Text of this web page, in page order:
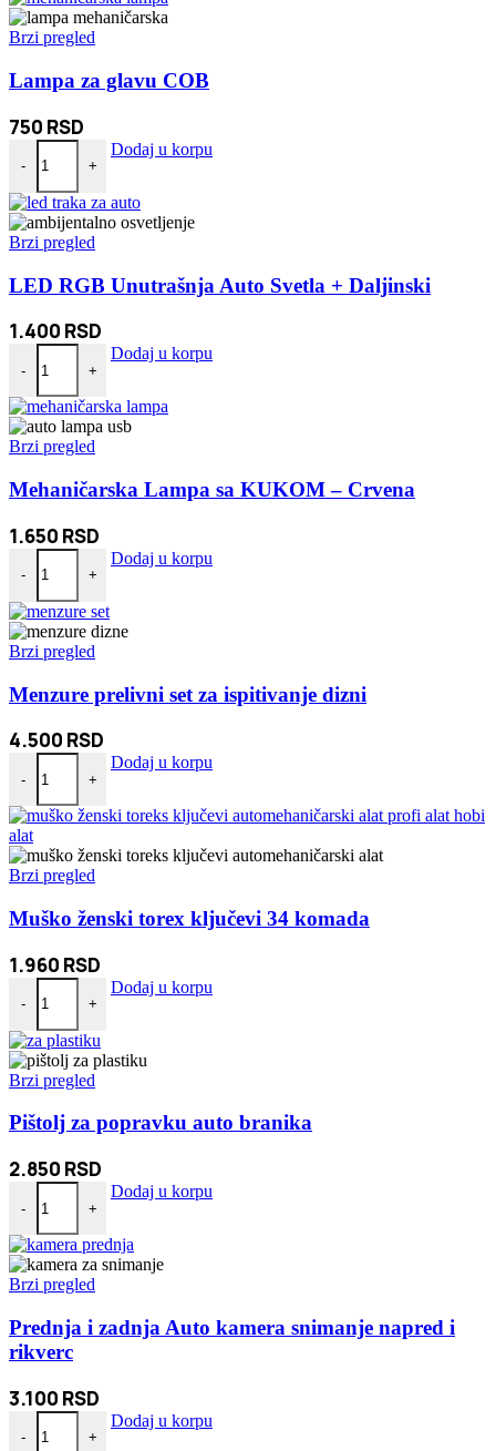
Brzi pregled
Lampa za glavu COB
750 RSD
-
Lampa za glavu COB količina
+
Dodaj u korpu
Brzi pregled
LED RGB Unutrašnja Auto Svetla + Daljinski
1.400 RSD
-
LED RGB Unutrašnja Auto Svetla + Daljinski količina
+
Dodaj u korpu
Brzi pregled
Mehaničarska Lampa sa KUKOM – Crvena
1.650 RSD
-
Mehaničarska Lampa sa KUKOM - Crvena količina
+
Dodaj u korpu
Brzi pregled
Menzure prelivni set za ispitivanje dizni
4.500 RSD
-
Menzure prelivni set za ispitivanje dizni količina
+
Dodaj u korpu
Brzi pregled
Muško ženski torex ključevi 34 komada
1.960 RSD
-
Muško ženski torex ključevi 34 komada količina
+
Dodaj u korpu
Brzi pregled
Pištolj za popravku auto branika
2.850 RSD
-
Pištolj za popravku auto branika količina
+
Dodaj u korpu
Brzi pregled
Prednja i zadnja Auto kamera snimanje napred i
rikverc
3.100 RSD
-
Prednja i zadnja Auto kamera snimanje napred i rikverc količina
+
Dodaj u korpu